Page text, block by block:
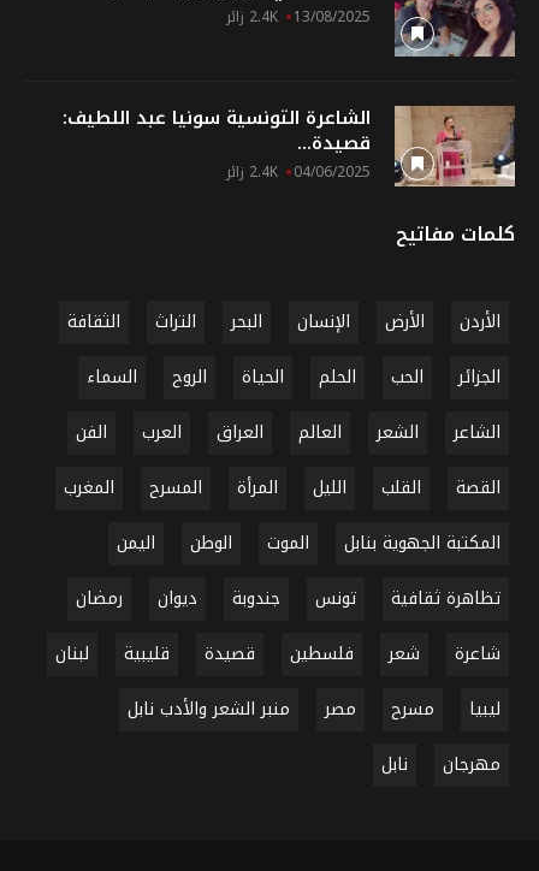
13/08/2025 2.4K زائر
الشاعرة التونسية سونيا عبد اللطيف:
قصيدة...
04/06/2025 2.4K زائر
كلمات مفاتيح
الأردن الأرض الإنسان البحر التراث
الثقافة
الجزائر
الحب الحلم الحياة الروح
السماء
الشاعر
الشعر العالم العراق العرب
الفن
القصة
القلب الليل المرأة المسرح
المغرب
المكتبة الجهوية بنابل
الموت الوطن
اليمن
تظاهرة ثقافية
تونس جندوبة ديوان
رمضان
شاعرة
شعر فلسطين قصيدة قليبية
لبنان
ليبيا
مسرح مصر
منبر الشعر والأدب نابل
مهرجان
نابل